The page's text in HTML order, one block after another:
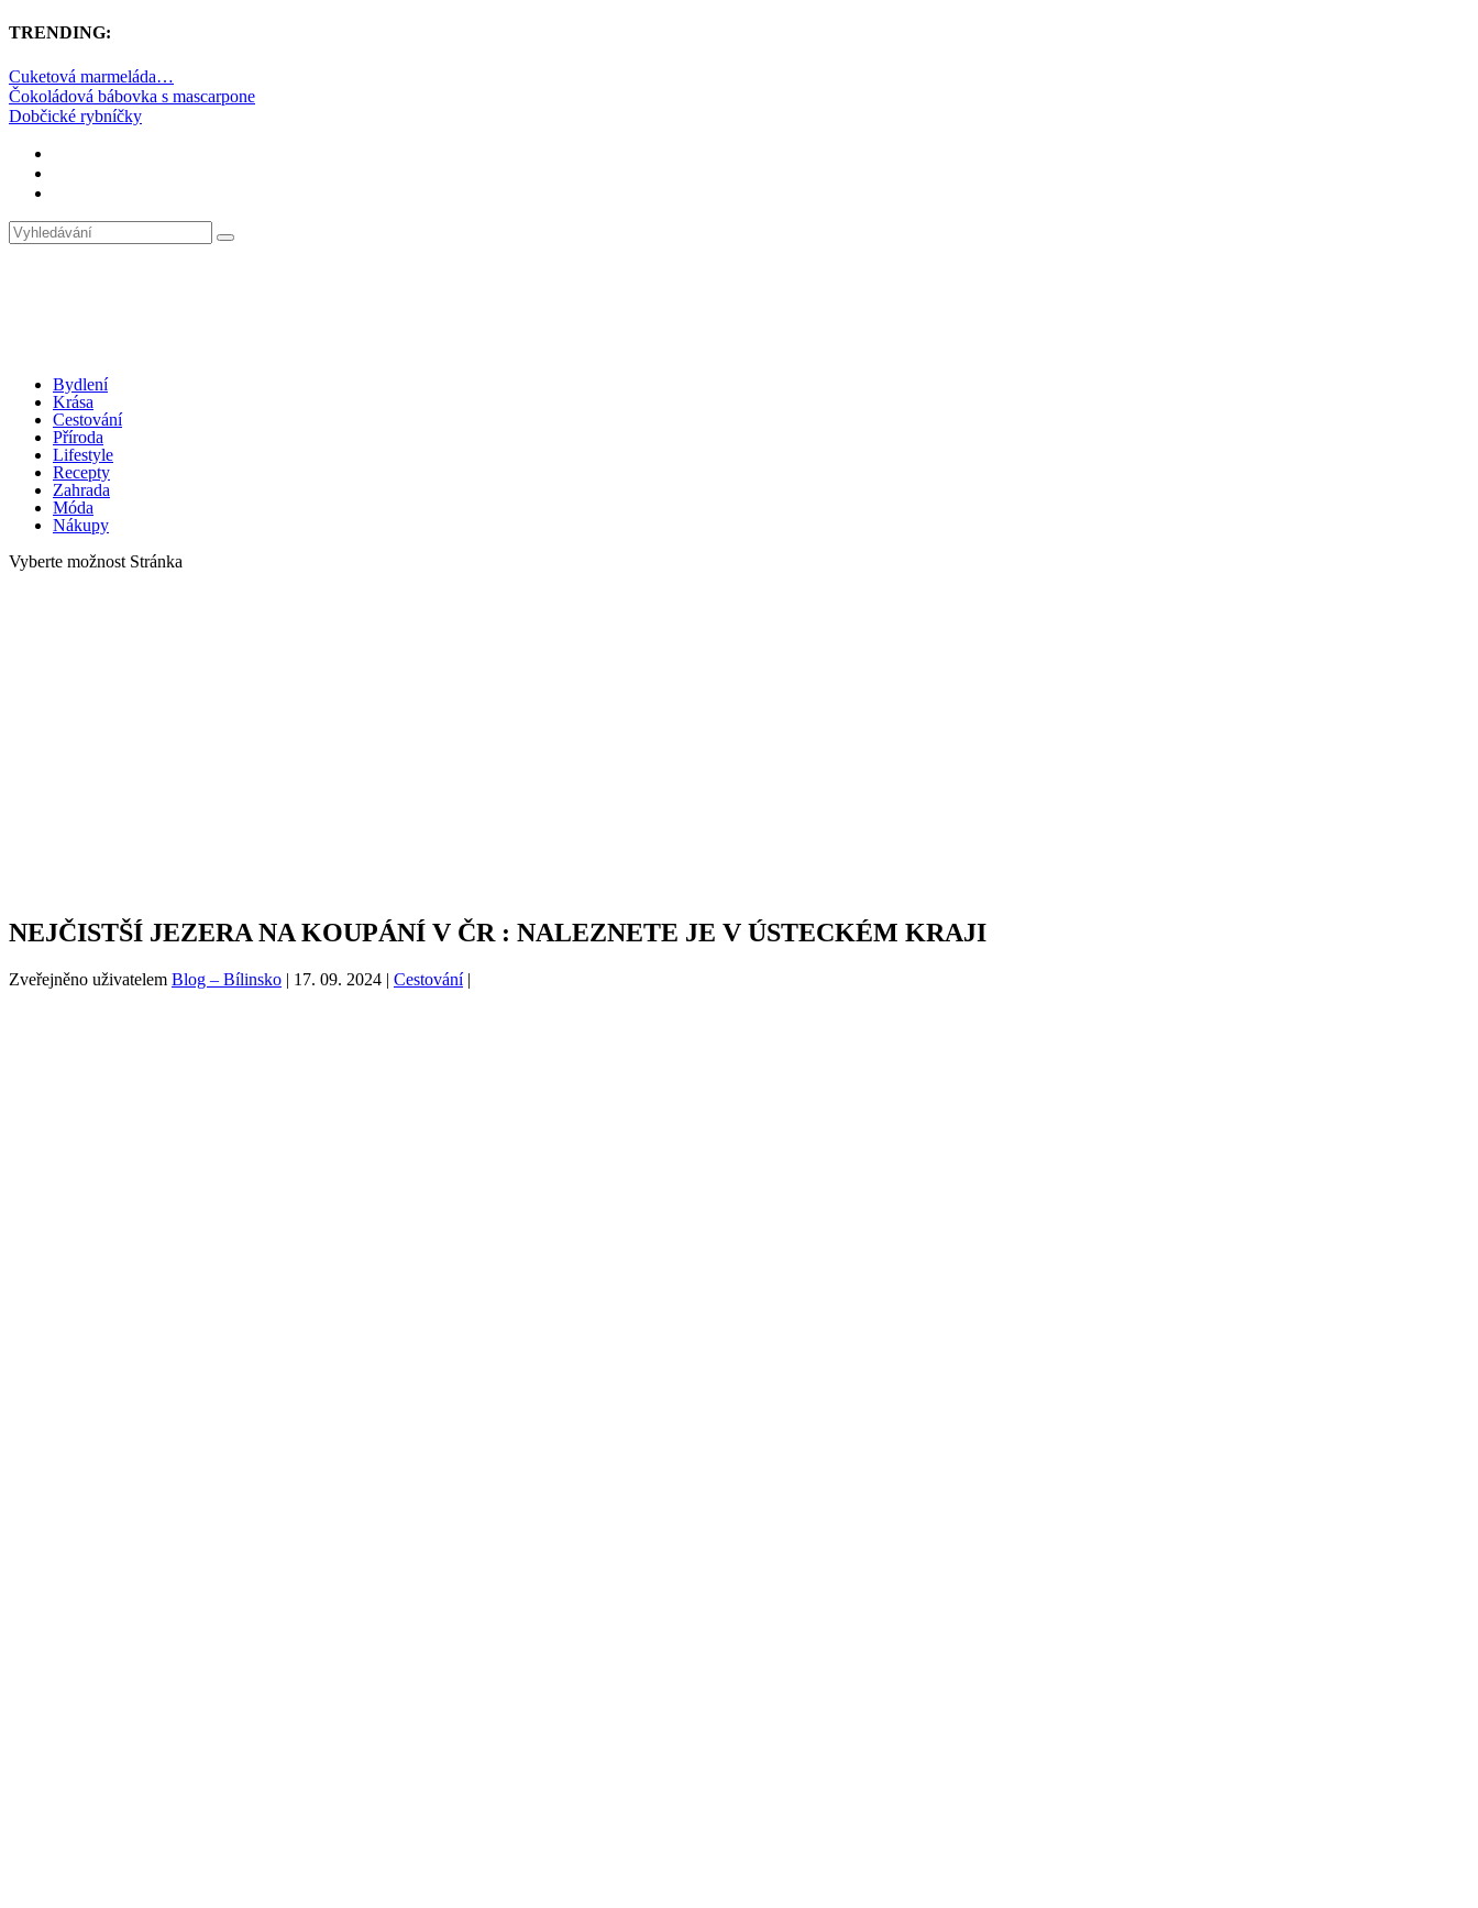
TRENDING:
Cuketová marmeláda…
Čokoládová bábovka s mascarpone
Dobčické rybníčky
Bydlení
Krása
Cestování
Příroda
Lifestyle
Recepty
Zahrada
Móda
Nákupy
Vyberte možnost Stránka
NEJČISTŠÍ JEZERA NA KOUPÁNÍ V ČR : NALEZNETE JE V ÚSTECKÉM KRAJI
Zveřejněno uživatelem Blog – Bílinsko | 17. 09. 2024 | Cestování|